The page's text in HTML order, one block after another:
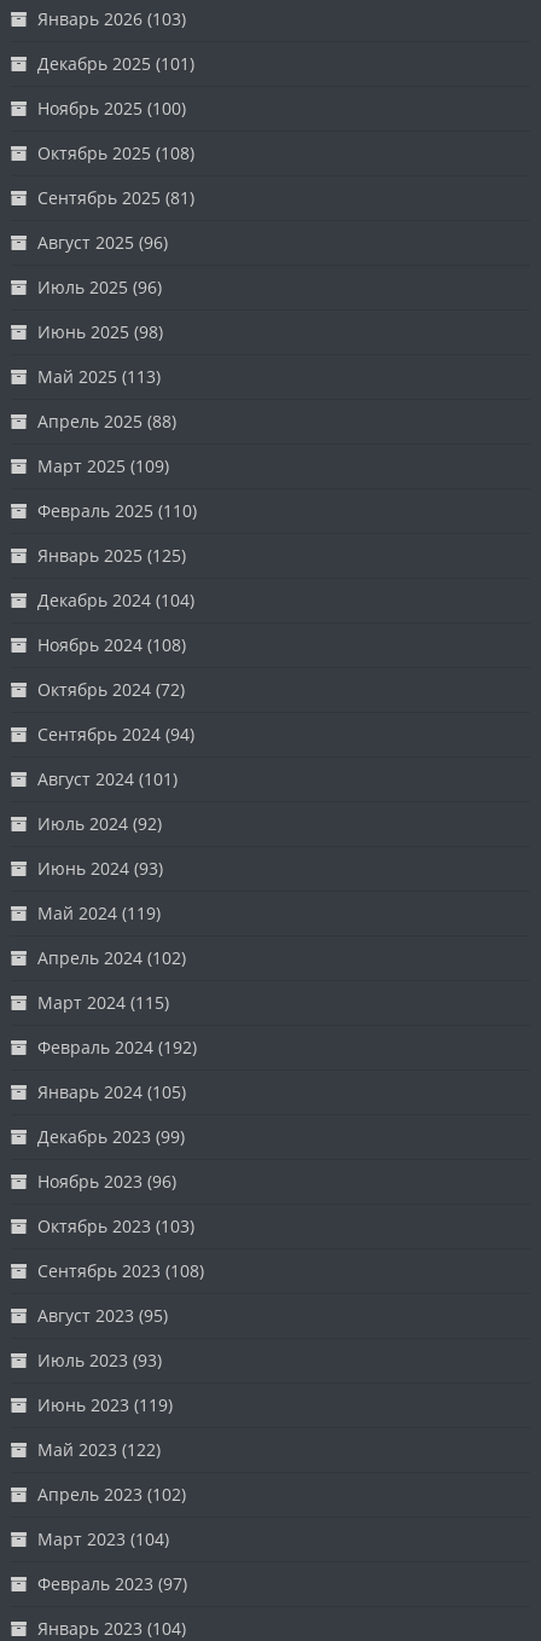
Январь 2026 (103)
Декабрь 2025 (101)
Ноябрь 2025 (100)
Октябрь 2025 (108)
Сентябрь 2025 (81)
Август 2025 (96)
Июль 2025 (96)
Июнь 2025 (98)
Май 2025 (113)
Апрель 2025 (88)
Март 2025 (109)
Февраль 2025 (110)
Январь 2025 (125)
Декабрь 2024 (104)
Ноябрь 2024 (108)
Октябрь 2024 (72)
Сентябрь 2024 (94)
Август 2024 (101)
Июль 2024 (92)
Июнь 2024 (93)
Май 2024 (119)
Апрель 2024 (102)
Март 2024 (115)
Февраль 2024 (192)
Январь 2024 (105)
Декабрь 2023 (99)
Ноябрь 2023 (96)
Октябрь 2023 (103)
Сентябрь 2023 (108)
Август 2023 (95)
Июль 2023 (93)
Июнь 2023 (119)
Май 2023 (122)
Апрель 2023 (102)
Март 2023 (104)
Февраль 2023 (97)
Январь 2023 (104)